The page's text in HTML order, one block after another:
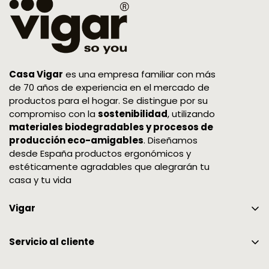
¿Cómo sabré que la devolución de mi pedido
ha concluido?
Una vez que recibamos los artículos y
comprobemos su estado, procederemos a
realizar el abono por el importe total a tu
tarjeta de crédito. El tiempo que tarda el abono
en reflejarse dependerá de las condiciones de
tu banco, puede tardar hasta unos 10 días.
Te enviaremos un correo electrónico de
confirmación una vez realizado el abono. Nos
encantaría que te quedaras con tu pedido,
asegurarnos de que al menos tengas una
Casa Vigar es una empresa familiar con más
de 70 años de experiencia en el mercado de
productos para el hogar. Se distingue por su
compromiso con la sostenibilidad, utilizando
materiales biodegradables y procesos de
producción eco-amigables. Diseñamos
desde España productos ergonómicos y
estéticamente agradables que alegrarán tu
casa y tu vida
Vigar
Servicio al cliente